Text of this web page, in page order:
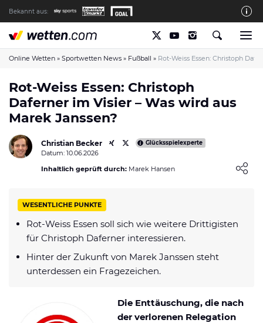
Bekannt aus:
Die wetten.com Redaktion
So bewerten wir die Anbieter
wetten.com auf Facebook
wetten.com auf YouTube
Spielsucht Hilfe & Prävention
Über Uns
Kontakt
Verantwortungsvolles Spielen
Glücksspiel-Regulierung in Deutschland
Datenschutzerklärung
Shop News
Online Wetten » Sportwetten News » Fußball » Rot-Weiss Essen: Christoph
Rot-Weiss Essen: Christoph
Daferner im Visier – Was wird aus
Marek Janssen?
Christian Becker Glücksspielexperte
Datum: 10.06.2026
Inhaltlich geprüft durch: Marek Hansen
WESENTLICHE PUNKTE
Rot-Weiss Essen soll sich wie weitere Drittigisten
für Christoph Daferner interessieren.
Hinter der Zukunft von Marek Janssen steht
unterdessen ein Fragezeichen.
Die Enttäuschung, die nach
der verlorenen Relegation